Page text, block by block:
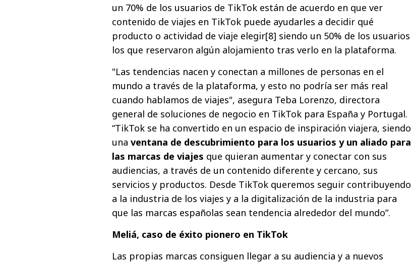
un 70% de los usuarios de TikTok están de acuerdo en que ver
contenido de viajes en TikTok puede ayudarles a decidir qué
producto o actividad de viaje elegir[8] siendo un 50% de los usuarios
los que reservaron algún alojamiento tras verlo en la plataforma.
"Las tendencias nacen y conectan a millones de personas en el
mundo a través de la plataforma, y esto no podría ser más real
cuando hablamos de viajes", asegura Teba Lorenzo, directora
general de soluciones de negocio en TikTok para España y Portugal.
“TikTok se ha convertido en un espacio de inspiración viajera, siendo
una ventana de descubrimiento para los usuarios y un aliado para
las marcas de viajes que quieran aumentar y conectar con sus
audiencias, a través de un contenido diferente y cercano, sus
servicios y productos. Desde TikTok queremos seguir contribuyendo
a la industria de los viajes y a la digitalización de la industria para
que las marcas españolas sean tendencia alrededor del mundo”.
Meliá, caso de éxito pionero en TikTok
Las propias marcas consiguen llegar a su audiencia y a nuevos